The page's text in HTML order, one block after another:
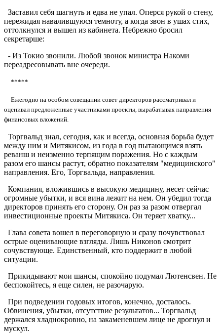
Заставил себя шагнуть и едва не упал. Оперся рукой о стену,
пережидая навалившуюся темноту, а когда звон в ушах стих,
оттолкнулся и вышел из кабинета. Небрежно бросил
секретарше:
- Из Токио звонили. Любой звонок министра Накоми
переадресовывать вне очереди.
*****
Ежегодно на особом совещании совет директоров рассматривал и
оценивал предложенные участниками проекты, вырабатывая направления
финансовых вложений.
Торгвальд знал, сегодня, как и всегда, основная борьба будет
между ним и Митякисом, из года в год пытающимся взять
реванш и неизменно терпящим поражения. Но с каждым
разом его шансы растут, обратно показателям "медицинского"
направления. Его, Торгвальда, направления.
Компания, вложившись в высокую медицину, несет сейчас
огромные убытки, и вся вина лежит на нем. Он убедил тогда
директоров принять его сторону. Он раз за разом отвергал
инвестиционные проекты Митякиса. Он теряет хватку...
Глава совета вошел в переговорную и сразу почувствовал
острые оценивающие взгляды. Лишь Никонов смотрит
сочувствующе. Единственный, кто поддержит в любой
ситуации.
Прикидывают мои шансы, спокойно подумал Лютенсвен. Не
беспокойтесь, я еще силен, не разочарую.
При подведении годовых итогов, конечно, досталось.
Обвинения, убытки, отсутствие результатов... Торгвальд
держался хладнокровно, на закаменевшем лице не дрогнул и
мускул.